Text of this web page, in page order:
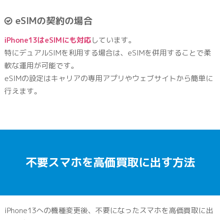
eSIMの契約の場合
iPhone13はeSIMにも対応しています。
特にデュアルSIMを利用する場合は、eSIMを併用することで柔
軟な運用が可能です。
eSIMの設定はキャリアの専用アプリやウェブサイトから簡単に
行えます。
不要スマホを高価買取に出す方法
iPhone13への機種変更後、不要になったスマホを高価買取に出